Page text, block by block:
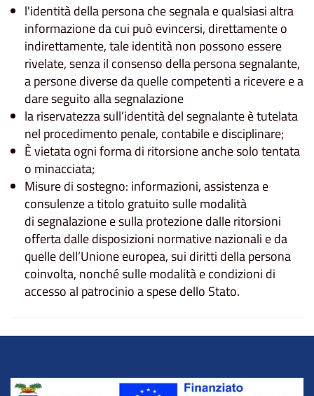
l'identità della persona che segnala e qualsiasi altra
informazione da cui può evincersi, direttamente o
indirettamente, tale identità non possono essere
rivelate, senza il consenso della persona segnalante,
a persone diverse da quelle competenti a ricevere e a
dare seguito alla segnalazione
la riservatezza sull’identità del segnalante è tutelata
nel procedimento penale, contabile e disciplinare;
È vietata ogni forma di ritorsione anche solo tentata
o minacciata;
Misure di sostegno: informazioni, assistenza e
consulenze a titolo gratuito sulle modalità
di segnalazione e sulla protezione dalle ritorsioni
offerta dalle disposizioni normative nazionali e da
quelle dell’Unione europea, sui diritti della persona
coinvolta, nonché sulle modalità e condizioni di
accesso al patrocinio a spese dello Stato.
Title